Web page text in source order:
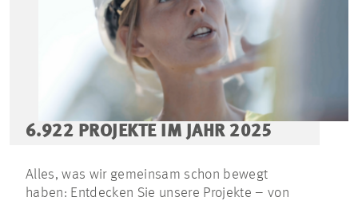
6.922 PROJEKTE IM JAHR 2025
Alles, was wir gemeinsam schon bewegt
haben: Entdecken Sie unsere Projekte – von